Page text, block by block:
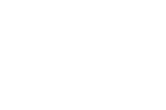
массаж обещали 2
берут деньги,сразу
других
этим тур